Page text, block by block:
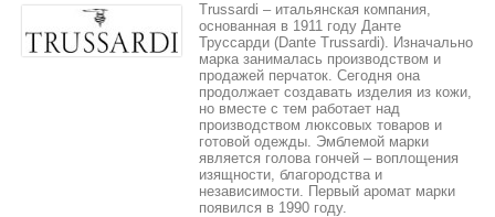
Trussardi – итальянская компания,
основанная в 1911 году Данте
Труссарди (Dante Trussardi). Изначально
марка занималась производством и
продажей перчаток. Сегодня она
продолжает создавать изделия из кожи,
но вместе с тем работает над
производством люксовых товаров и
готовой одежды. Эмблемой марки
является голова гончей – воплощения
изящности, благородства и
независимости. Первый аромат марки
появился в 1990 году.